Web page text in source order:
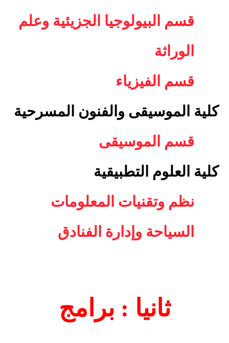
قسم البيولوجيا الجزيئية وعلم
الوراثة
قسم الفيزياء
كلية الموسيقى والفنون المسرحية
قسم الموسيقى
كلية العلوم التطبيقية
نظم وتقنيات المعلومات
السياحة وإدارة الفنادق
ثانيا : برامج